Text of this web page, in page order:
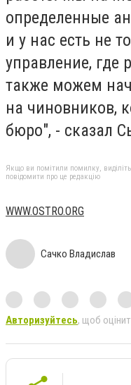
определенные
и у нас есть не
управление,
также можем
на чиновников,
бюро", - сказал
Якщо ви помітили помилку,
повідомити про це редакцію
WWW.OSTRO.ORG
Сачко Владислав
Авторизуйтесь, щоб